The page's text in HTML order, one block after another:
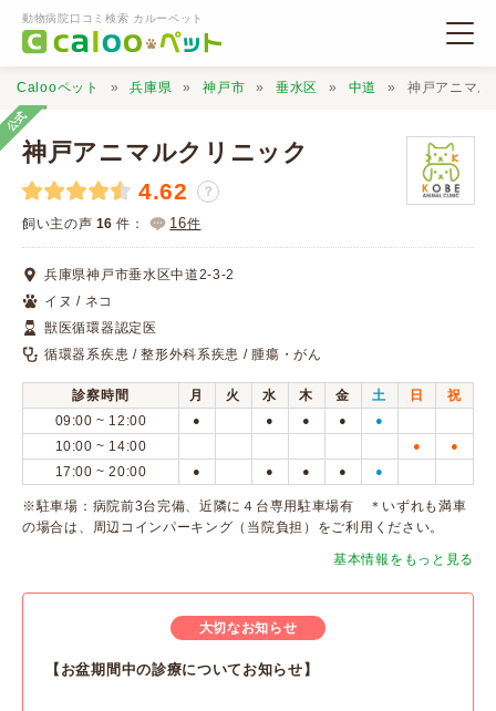
動物病院口コミ検索 カルーペット
動物病院検索
口コミ検索
Calooペットとは？
口コミ投稿
Calooペット 兵庫県 神戸市 垂水区 中道 神戸アニマル
公式
神戸アニマルクリニック
4.62 ？
飼い主の声 16 件： 16件
兵庫県神戸市垂水区中道2-3-2
イヌ / ネコ
獣医循環器認定医
循環器系疾患 / 整形外科系疾患 / 腫瘍・がん
診察時間 月 火 水 木 金 土 日
祝
09:00 ~ 12:00
● ● ● ● ●
10:00 ~ 14:00 ● ●
17:00 ~ 20:00 ● ● ● ● ●
※駐車場：病院前3台完備、近隣に４台専用駐車場有 ＊いずれも満車
の場合は、周辺コインパーキング（当院負担）をご利用ください。
基本情報をもっと見る
大切なお知らせ
【お盆期間中の診療についてお知らせ】